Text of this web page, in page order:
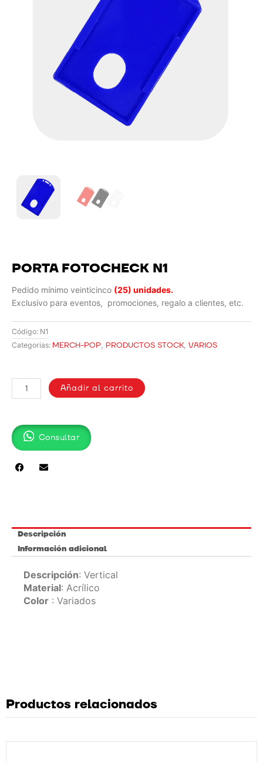
PORTA FOTOCHECK N1
Pedido mínimo veinticinco (25) unidades.
Exclusivo para eventos, promociones, regalo a clientes, etc.
Código: N1
Categorias: MERCH-POP, PRODUCTOS STOCK, VARIOS
FOTOCHECK
N1
Añadir al carrito
Consultar
Descripción
Información adicional
Descripción: Vertical
Material: Acrílico
Color : Variados
Productos relacionados